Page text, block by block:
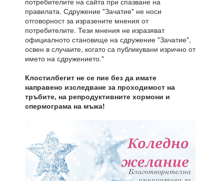
правилата. Сдружение "Зачатие" не носи
отговорност за изразените мнения от
потребителите. Тези мнения не изразяват
официалното становище на сдружение "Зачатие",
освен в случаите, когато са публикувани изрично от
името на сдружението."
Клостилбегит не се пие без да имате
направено изследване за проходимост на
тръбите, на репродуктивните хормони и
спермограма на мъжа!